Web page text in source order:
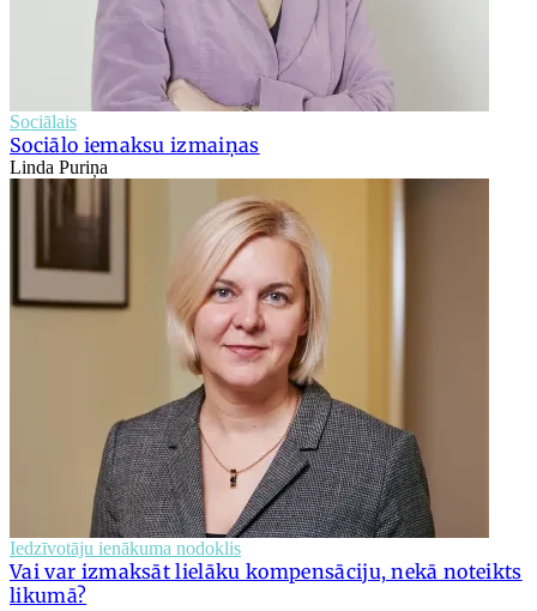
Sociālais
Sociālo iemaksu izmaiņas
Linda Puriņa
Iedzīvotāju ienākuma nodoklis
Vai var izmaksāt lielāku kompensāciju, nekā noteikts
likumā?